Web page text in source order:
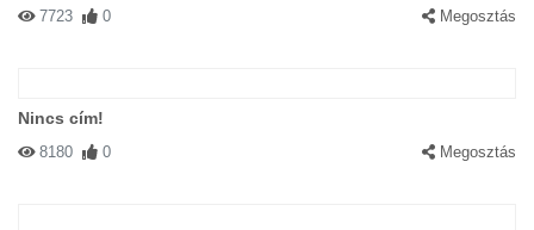
7723 0 Megosztás
Nincs cím!
8180 0 Megosztás